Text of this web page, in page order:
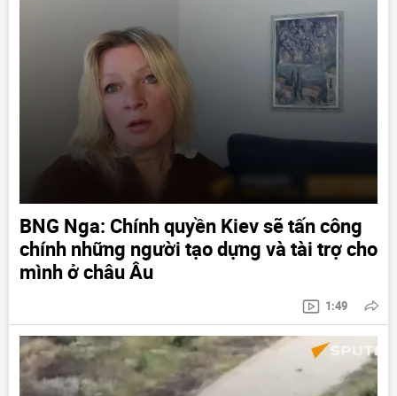
BNG Nga: Chính quyền Kiev sẽ tấn công
chính những người tạo dựng và tài trợ cho
mình ở châu Âu
1:49